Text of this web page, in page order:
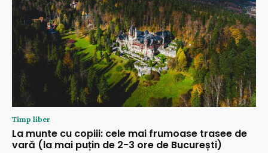
Timp liber
La munte cu copiii: cele mai frumoase trasee de
vară (la mai puțin de 2-3 ore de București)